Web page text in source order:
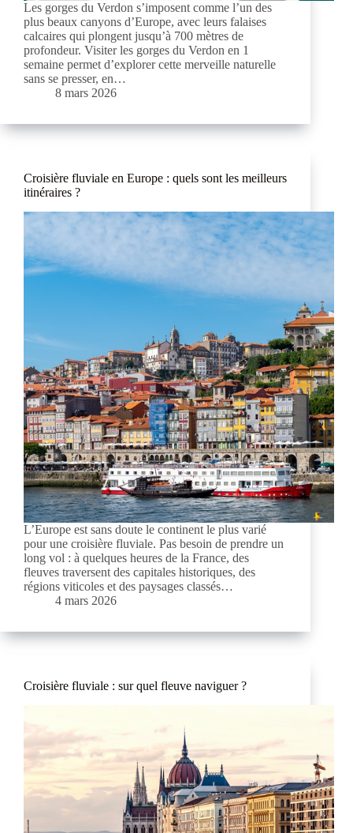
Les gorges du Verdon s’imposent comme l’un des
plus beaux canyons d’Europe, avec leurs falaises
calcaires qui plongent jusqu’à 700 mètres de
profondeur. Visiter les gorges du Verdon en 1
semaine permet d’explorer cette merveille naturelle
sans se presser, en…
8 mars 2026
Croisière fluviale en Europe : quels sont les meilleurs
itinéraires ?
L’Europe est sans doute le continent le plus varié
pour une croisière fluviale. Pas besoin de prendre un
long vol : à quelques heures de la France, des
fleuves traversent des capitales historiques, des
régions viticoles et des paysages classés…
4 mars 2026
Croisière fluviale : sur quel fleuve naviguer ?